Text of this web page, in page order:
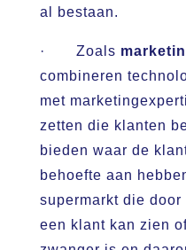
al bestaan.
· Zoals
combineren
met
zetten die klanten
bieden waar de
behoefte aan
supermarkt die
een klant kan zien